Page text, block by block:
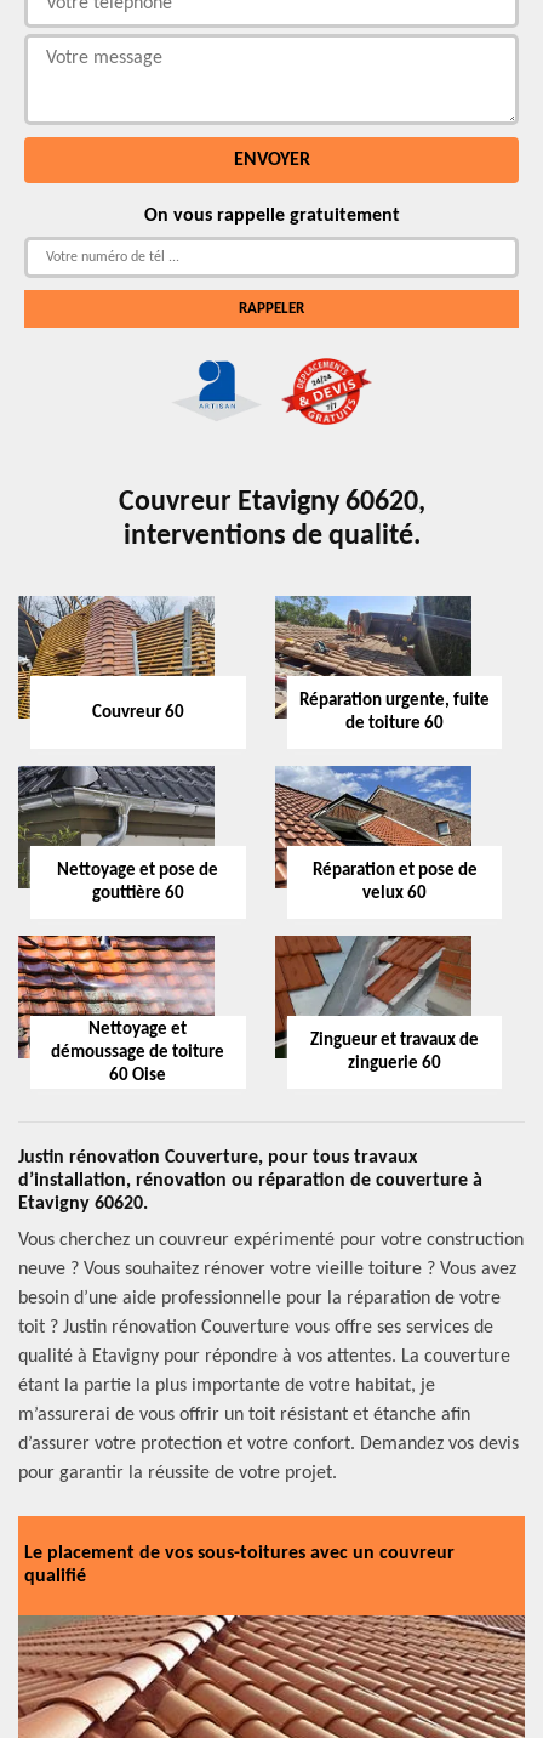
On vous rappelle gratuitement
Couvreur Etavigny 60620,
interventions de qualité.
Couvreur 60
Réparation urgente, fuite
de toiture 60
Nettoyage et pose de
gouttière 60
Réparation et pose de
velux 60
Nettoyage et
démoussage de toiture
60 Oise
Zingueur et travaux de
zinguerie 60
Justin rénovation Couverture, pour tous travaux
d’installation, rénovation ou réparation de couverture à
Etavigny 60620.
Vous cherchez un couvreur expérimenté pour votre construction
neuve ? Vous souhaitez rénover votre vieille toiture ? Vous avez
besoin d’une aide professionnelle pour la réparation de votre
toit ? Justin rénovation Couverture vous offre ses services de
qualité à Etavigny pour répondre à vos attentes. La couverture
étant la partie la plus importante de votre habitat, je
m’assurerai de vous offrir un toit résistant et étanche afin
d’assurer votre protection et votre confort. Demandez vos devis
pour garantir la réussite de votre projet.
Le placement de vos sous-toitures avec un couvreur
qualifié